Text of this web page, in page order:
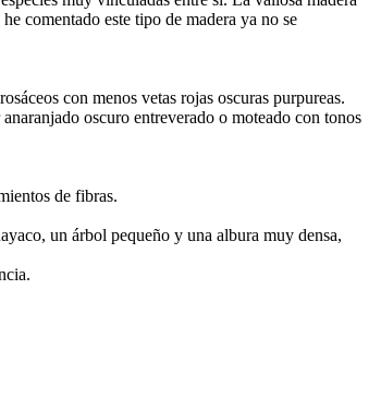
comentado este tipo de madera ya no se
con menos vetas rojas oscuras purpureas.
oscuro entreverado o moteado con tonos
de fibras.
un árbol pequeño y una albura muy densa,